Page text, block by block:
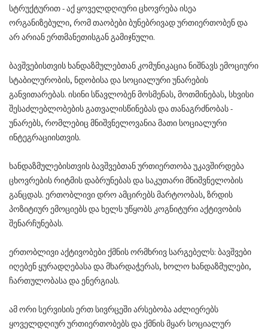
სტრუქტურით - აქ ყოველდღიური ცხოვრება ისეა
ორგანიზებული, რომ თაობები ბუნებრივად ურთიერთობენ და
არ არიან ერთმანეთისგან გამიჯნული.
ბავშვებისთვის ხანდაზმულებთან კომუნიკაცია ნიშნავს ემოციური
სტაბილურობის, ნდობისა და სოციალური უნარების
განვითარებას. ისინი სწავლობენ მოსმენას, მოთმინებას, სხვისი
შესაძლებლობების გათვალისწინებას და თანაგრძნობას -
უნარებს, რომლებიც მნიშვნელოვანია მათი სოციალური
ინტეგრაციისთვის.
ხანდაზმულებისთვის ბავშვებთან ურთიერთობა უკავშირდება
ცხოვრების რიტმის დაბრუნებას და საკუთარი მნიშვნელობის
განცდას. ერთობლივი დრო ამცირებს მარტოობას, ზრდის
პოზიტიურ ემოციებს და ხელს უწყობს კოგნიტური აქტივობის
შენარჩუნებას.
ერთობლივი აქტივობები ქმნის ორმხრივ სარგებელს: ბავშვები
იღებენ ყურადღებასა და მხარდაჭერას, ხოლო ხანდაზმულები,
ჩართულობასა და ენერგიას.
ამ ორი სერვისის ერთ სივრცეში არსებობა აძლიერებს
ყოველდღიურ ურთიერთობებს და ქმნის მყარ სოციალურ